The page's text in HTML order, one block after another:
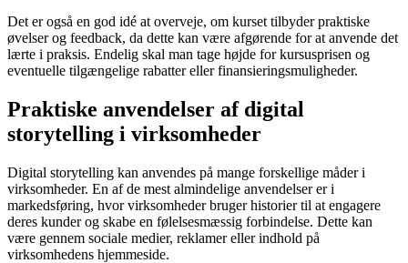
Det er også en god idé at overveje, om kurset tilbyder praktiske
øvelser og feedback, da dette kan være afgørende for at anvende det
lærte i praksis. Endelig skal man tage højde for kursusprisen og
eventuelle tilgængelige rabatter eller finansieringsmuligheder.
Praktiske anvendelser af digital
storytelling i virksomheder
Digital storytelling kan anvendes på mange forskellige måder i
virksomheder. En af de mest almindelige anvendelser er i
markedsføring, hvor virksomheder bruger historier til at engagere
deres kunder og skabe en følelsesmæssig forbindelse. Dette kan
være gennem sociale medier, reklamer eller indhold på
virksomhedens hjemmeside.